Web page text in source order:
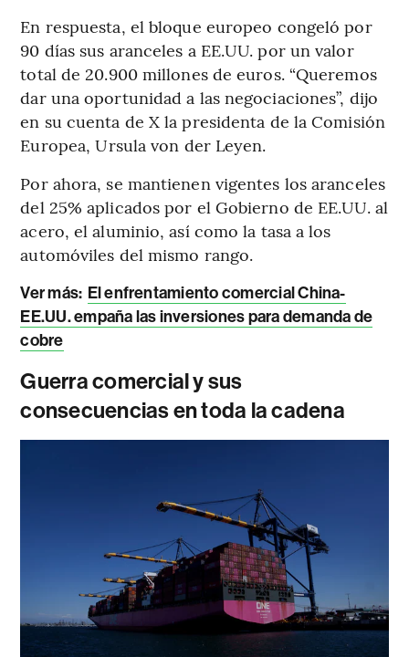
En respuesta, el bloque europeo congeló por
90 días sus aranceles a EE.UU. por un valor
total de 20.900 millones de euros. “Queremos
dar una oportunidad a las negociaciones”, dijo
en su cuenta de X la presidenta de la Comisión
Europea, Ursula von der Leyen.
Por ahora, se mantienen vigentes los aranceles
del 25% aplicados por el Gobierno de EE.UU. al
acero, el aluminio, así como la tasa a los
automóviles del mismo rango.
Ver más: El enfrentamiento comercial China-
EE.UU. empaña las inversiones para demanda de
cobre
Guerra comercial y sus
consecuencias en toda la cadena